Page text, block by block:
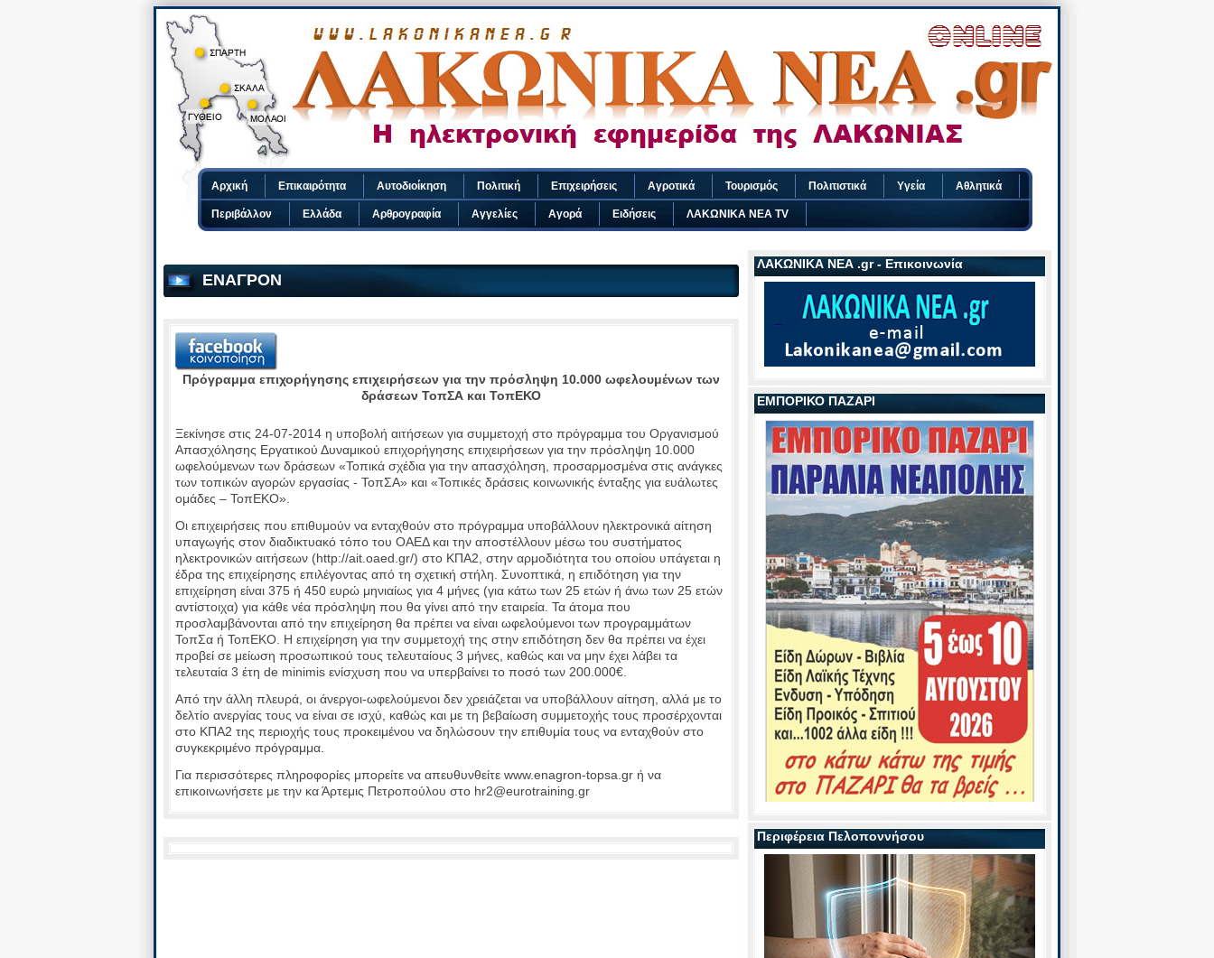
ΛΑΚΩΝΙΚΑ ΝΕΑ .gr - Επικοινωνία
ΕΜΠΟΡΙΚΟ ΠΑΖΑΡΙ
Περιφέρεια Πελοποννήσου
ΕΝΑΓΡΟΝ
Πρόγραμμα επιχορήγησης επιχειρήσεων για την πρόσληψη 10.000 ωφελουμένων των
δράσεων ΤοπΣΑ και ΤοπΕΚΟ
Ξεκίνησε στις 24-07-2014 η υποβολή αιτήσεων για συμμετοχή στο πρόγραμμα του Οργανισμού
Απασχόλησης Εργατικού Δυναμικού επιχορήγησης επιχειρήσεων για την πρόσληψη 10.000
ωφελούμενων των δράσεων «Τοπικά σχέδια για την απασχόληση, προσαρμοσμένα στις ανάγκες
των τοπικών αγορών εργασίας - ΤοπΣΑ» και «Τοπικές δράσεις κοινωνικής ένταξης για ευάλωτες
ομάδες – ΤοπΕΚΟ».
Οι επιχειρήσεις που επιθυμούν να ενταχθούν στο πρόγραμμα υποβάλλουν ηλεκτρονικά αίτηση
υπαγωγής στον διαδικτυακό τόπο του ΟΑΕΔ και την αποστέλλουν μέσω του συστήματος
ηλεκτρονικών αιτήσεων (http://ait.oaed.gr/) στο ΚΠΑ2, στην αρμοδιότητα του οποίου υπάγεται η
έδρα της επιχείρησης επιλέγοντας από τη σχετική στήλη. Συνοπτικά, η επιδότηση για την
επιχείρηση είναι 375 ή 450 ευρώ μηνιαίως για 4 μήνες (για κάτω των 25 ετών ή άνω των 25 ετών
αντίστοιχα) για κάθε νέα πρόσληψη που θα γίνει από την εταιρεία. Τα άτομα που
προσλαμβάνονται από την επιχείρηση θα πρέπει να είναι ωφελούμενοι των προγραμμάτων
ΤοπΣα ή ΤοπΕΚΟ. Η επιχείρηση για την συμμετοχή της στην επιδότηση δεν θα πρέπει να έχει
προβεί σε μείωση προσωπικού τους τελευταίους 3 μήνες, καθώς και να μην έχει λάβει τα
τελευταία 3 έτη de minimis ενίσχυση που να υπερβαίνει το ποσό των 200.000€.
Από την άλλη πλευρά, οι άνεργοι-ωφελούμενοι δεν χρειάζεται να υποβάλλουν αίτηση, αλλά με το
δελτίο ανεργίας τους να είναι σε ισχύ, καθώς και με τη βεβαίωση συμμετοχής τους προσέρχονται
στο ΚΠΑ2 της περιοχής τους προκειμένου να δηλώσουν την επιθυμία τους να ενταχθούν στο
συγκεκριμένο πρόγραμμα.
Για περισσότερες πληροφορίες μπορείτε να απευθυνθείτε www.enagron-topsa.gr ή να
επικοινωνήσετε με την κα Άρτεμις Πετροπούλου στο hr2@eurotraining.gr
Αρχική Επικαιρότητα Αυτοδιοίκηση Πολιτική Επιχειρήσεις Αγροτικά Τουρισμός Πολιτιστικά Υγεία Αθλητικά
Περιβάλλον Ελλάδα Αρθρογραφία Αγγελίες Αγορά Ειδήσεις ΛΑΚΩΝΙΚΑ ΝΕΑ TV